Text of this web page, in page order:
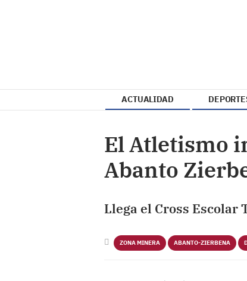
ACTUALIDAD
El Atletismo
Abanto
Llega el Cross Escolar
ZONA MINERA ABANTO-ZIERBENA